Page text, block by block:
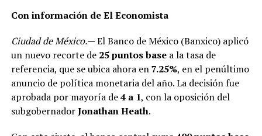
Comentó que, tanto la CFE como México, por decisiones
dependencia del gas natural porque hicieron una
conversión tecnológica de muchas plantas de
generación de ese gas natural no vinculado al que se
producía en el México.
“Aquí es donde va a venir el problema y también la
Con información de El Economista
Ciudad de México.—El Banco de México (Banxico) aplicó
un nuevo recorte de 25 puntos basea la tasa de
referencia, que se ubica ahora en7.25%, en el penúltimo
anuncio de política monetaria del año. La decisión fue
aprobada por mayoría de4 a 1, con la oposición del
subgobernadorJonathan Heath.